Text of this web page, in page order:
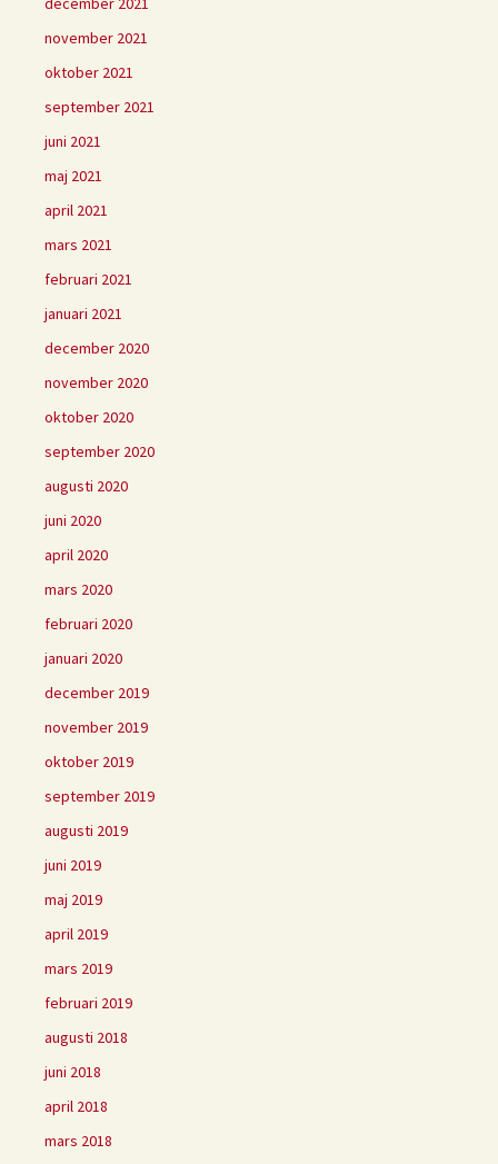
november 2021
oktober 2021
september 2021
juni 2021
maj 2021
april 2021
mars 2021
februari 2021
januari 2021
december 2020
november 2020
oktober 2020
september 2020
augusti 2020
juni 2020
april 2020
mars 2020
februari 2020
januari 2020
december 2019
november 2019
oktober 2019
september 2019
augusti 2019
juni 2019
maj 2019
april 2019
mars 2019
februari 2019
augusti 2018
juni 2018
april 2018
mars 2018